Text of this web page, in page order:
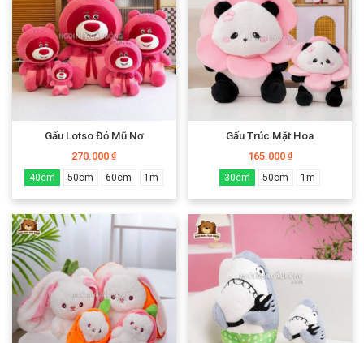
Gấu Lotso Đỏ Mũ Nơ
270.000₫
40cm 50cm 60cm 1m
Gấu Trúc Mặt Hoa
165.000 ₫
30cm 50cm 1m